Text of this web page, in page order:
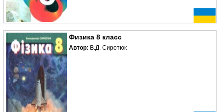
Физика 8 класс
Автор: В.Д. Сиротюк